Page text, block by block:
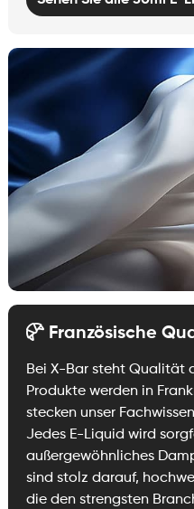
Französische
Bei X-Bar steht Qualität
Produkte werden in
stecken unser
Jedes E-Liquid wird
außergewöhnliches
sind stolz darauf,
die den strengsten